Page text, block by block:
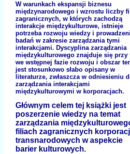
W warunkach ekspansji biznesu
międzynarodowego i wzrostu liczby
zagranicznych, w których zachodzą
interakcje międzykulturowe, istnieje
potrzeba rozwoju wiedzy i
badań w zakresie zarządzania tymi
interakcjami. Dyscyplina zarządzania
międzykulturowego znajduje się przy
we wstępnej fazie rozwoju i obszar
jest stosunkowo słabo opisany w
literaturze, zwłaszcza w odniesieniu
zarządzania interakcjami
międzykulturowymi w korporacjach.
Głównym celem tej książki jest
poszerzenie wiedzy na temat
zarządzania
filiach zagranicznych
transnarodowych w aspekcie
barier kulturowych.